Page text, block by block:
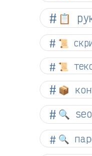
📋
📜
📜
📦
🔍 seo
🔍